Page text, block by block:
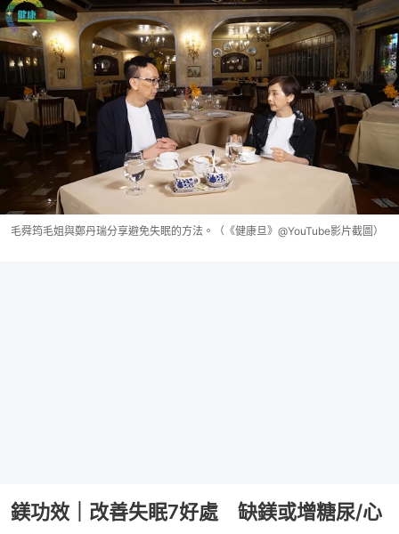
毛舜筠毛姐與鄭丹瑞分享避免失眠的方法。（《健康旦》@YouTube影片截圖）
鎂功效｜改善失眠7好處 缺鎂或增糖尿/心